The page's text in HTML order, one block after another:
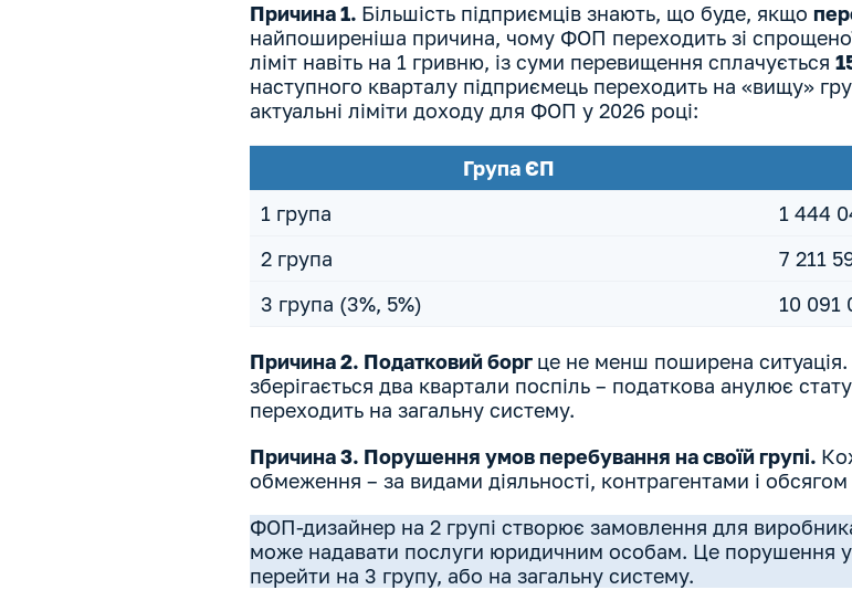
Причина 1. Більшість підприємців знають, що буде, якщо
найпоширеніша причина, чому ФОП переходить зі
ліміт навіть на 1 гривню, із суми перевищення сплачується
наступного кварталу підприємець переходить на «вищу»
актуальні ліміти доходу для ФОП у 2026 році:
Група ЄП
1 група
1 444
2 група
7 211
3 група (3%, 5%)
10 091
Причина 2. Податковий борг це не менш поширена
зберігається два квартали поспіль – податкова анулює
переходить на загальну систему.
Причина 3. Порушення умов перебування на своїй групі.
обмеження – за видами діяльності, контрагентами і
ФОП-дизайнер на 2 групі створює замовлення для
може надавати послуги юридичним особам. Це порушення
перейти на 3 групу, або на загальну систему.